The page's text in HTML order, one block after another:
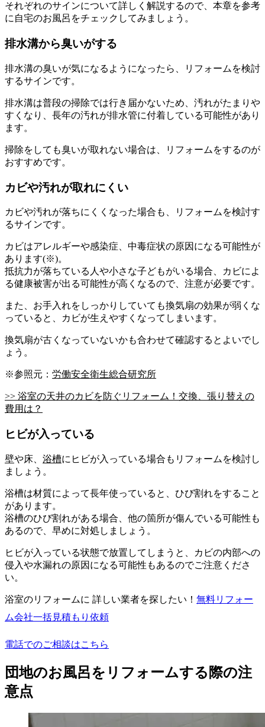
それぞれのサインについて詳しく解説するので、本章を参考
に自宅のお風呂をチェックしてみましょう。
排水溝から臭いがする
排水溝の臭いが気になるようになったら、リフォームを検討
するサインです。
排水溝は普段の掃除では行き届かないため、汚れがたまりや
すくなり、長年の汚れが排水管に付着している可能性があり
ます。
掃除をしても臭いが取れない場合は、リフォームをするのが
おすすめです。
カビや汚れが取れにくい
カビや汚れが落ちにくくなった場合も、リフォームを検討す
るサインです。
カビはアレルギーや感染症、中毒症状の原因になる可能性が
あります(※)。
抵抗力が落ちている人や小さな子どもがいる場合、カビによ
る健康被害が出る可能性が高くなるので、注意が必要です。
また、お手入れをしっかりしていても換気扇の効果が弱くな
っていると、カビが生えやすくなってしまいます。
換気扇が古くなっていないかも合わせて確認するとよいでし
ょう。
※参照元： 労働安全衛生総合研究所
>> 浴室の天井のカビを防ぐリフォーム！交換、張り替えの
費用は？
ヒビが入っている
壁や床、 浴槽にヒビが入っている場合もリフォームを検討し
ましょう。
浴槽は材質によって長年使っていると、ひび割れをすること
があります。
浴槽のひび割れがある場合、他の箇所が傷んでいる可能性も
あるので、早めに対処しましょう。
ヒビが入っている状態で放置してしまうと、カビの内部への
侵入や水漏れの原因になる可能性もあるのでご注意くださ
い。
浴室のリフォームに 詳しい業者を探したい！ 無料リフォー
ム会社一括見積もり依頼
電話でのご相談はこちら
団地のお風呂をリフォームする際の注
意点